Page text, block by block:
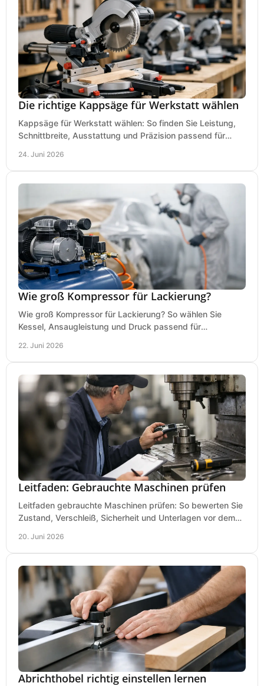
Die richtige Kappsäge für Werkstatt wählen
Kappsäge für Werkstatt wählen: So finden Sie Leistung,
Schnittbreite, Ausstattung und Präzision passend für
24. Juni 2026
Wie groß Kompressor für Lackierung?
Wie groß Kompressor für Lackierung? So wählen Sie
Kessel, Ansaugleistung und Druck passend für
22. Juni 2026
Leitfaden: Gebrauchte Maschinen prüfen
Leitfaden gebrauchte Maschinen prüfen: So bewerten Sie
Zustand, Verschleiß, Sicherheit und Unterlagen vor dem
20. Juni 2026
Abrichthobel richtig einstellen lernen